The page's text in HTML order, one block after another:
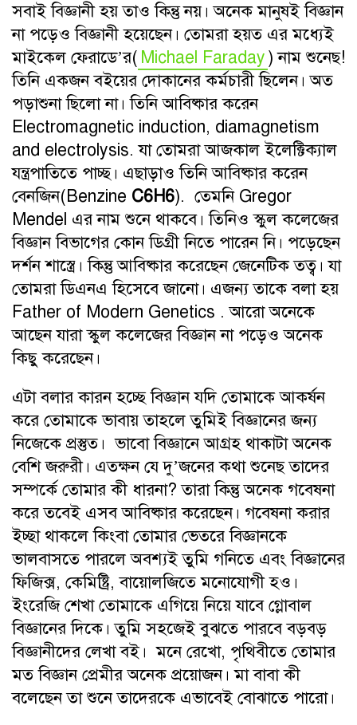
সবাই বিজ্ঞানী হয় তাও কিন্তু নয়। অনেক মানুষই বিজ্ঞান
না পড়েও বিজ্ঞানী হয়েছেন। তোমরা হয়ত এর মধ্যেই
মাইকেল ফেরাডে’র( Michael Faraday) নাম শুনেছ!
তিনি একজন বইয়ের দোকানের কর্মচারী ছিলেন। অত
পড়াশুনা ছিলো না। তিনি আবিষ্কার করেন
Electromagnetic induction, diamagnetism
and electrolysis. যা তোমরা আজকাল ইলেক্টিক্যাল
যন্ত্রপাতিতে পাচ্ছ। এছাড়াও তিনি আবিষ্কার করেন
বেনজিন(Benzine C6H6). তেমনি Gregor
Mendel এর নাম শুনে থাকবে। তিনিও স্কুল কলেজের
বিজ্ঞান বিভাগের কোন ডিগ্রী নিতে পারেন নি। পড়েছেন
দর্শন শাস্ত্রে। কিন্তু আবিষ্কার করেছেন জেনেটিক তত্ব। যা
তোমরা ডিএনএ হিসেবে জানো। এজন্য তাকে বলা হয়
Father of Modern Genetics . আরো অনেকে
আছেন যারা স্কুল কলেজের বিজ্ঞান না পড়েও অনেক
কিছু করেছেন।
এটা বলার কারন হচ্ছে বিজ্ঞান যদি তোমাকে আকর্ষন
করে তোমাকে ভাবায় তাহলে তুমিই বিজ্ঞানের জন্য
নিজেকে প্রস্তুত। ভাবো বিজ্ঞানে আগ্রহ থাকাটা অনেক
বেশি জরুরী। এতক্ষন যে দু’জনের কথা শুনেছ তাদের
সম্পর্কে তোমার কী ধারনা? তারা কিন্তু অনেক গবেষনা
করে তবেই এসব আবিষ্কার করেছেন। গবেষনা করার
ইচ্ছা থাকলে কিংবা তোমার ভেতরে বিজ্ঞানকে
ভালবাসতে পারলে অবশ্যই তুমি গনিতে এবং বিজ্ঞানের
ফিজিক্স, কেমিষ্ট্রি, বায়োলজিতে মনোযোগী হও।
ইংরেজি শেখা তোমাকে এগিয়ে নিয়ে যাবে গ্লোবাল
বিজ্ঞানের দিকে। তুমি সহজেই বুঝতে পারবে বড়বড়
বিজ্ঞানীদের লেখা বই। মনে রেখো, পৃথিবীতে তোমার
মত বিজ্ঞান প্রেমীর অনেক প্রয়োজন। মা বাবা কী
বলেছেন তা শুনে তাদেরকে এভাবেই বোঝাতে পারো।